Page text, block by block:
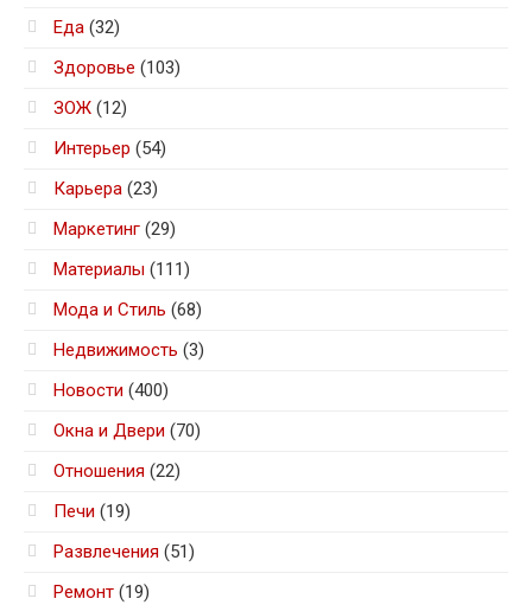
Еда (32)
Здоровье (103)
ЗОЖ (12)
Интерьер (54)
Карьера (23)
Маркетинг (29)
Материалы (111)
Мода и Стиль (68)
Недвижимость (3)
Новости (400)
Окна и Двери (70)
Отношения (22)
Печи (19)
Развлечения (51)
Ремонт (19)